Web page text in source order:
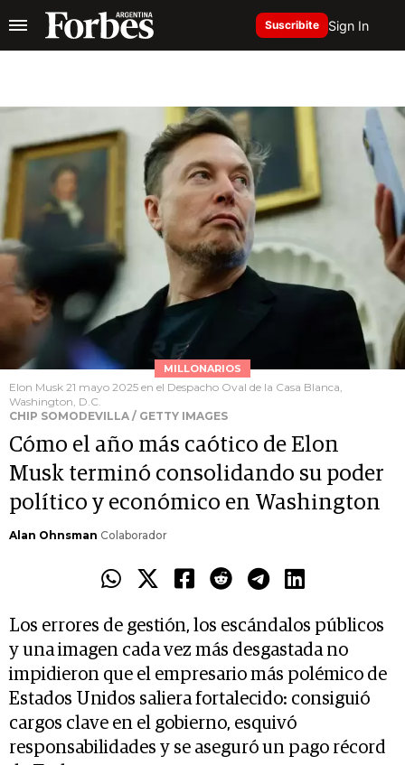
Suscribite Sign In
MILLONARIOS
Elon Musk 21 mayo 2025 en el Despacho Oval de la Casa Blanca,
Washington, D.C.
CHIP SOMODEVILLA / GETTY IMAGES
Cómo el año más caótico de Elon
Musk terminó consolidando su poder
político y económico en Washington
Alan Ohnsman Colaborador
Los errores de gestión, los escándalos públicos
y una imagen cada vez más desgastada no
impidieron que el empresario más polémico de
Estados Unidos saliera fortalecido: consiguió
cargos clave en el gobierno, esquivó
responsabilidades y se aseguró un pago récord